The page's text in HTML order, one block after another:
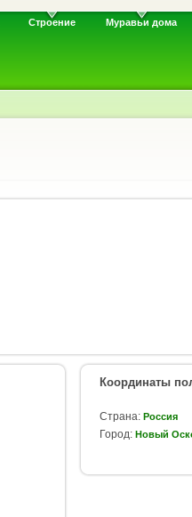
Строение Муравьи дома
Координаты
Страна: Россия
Город: Новый